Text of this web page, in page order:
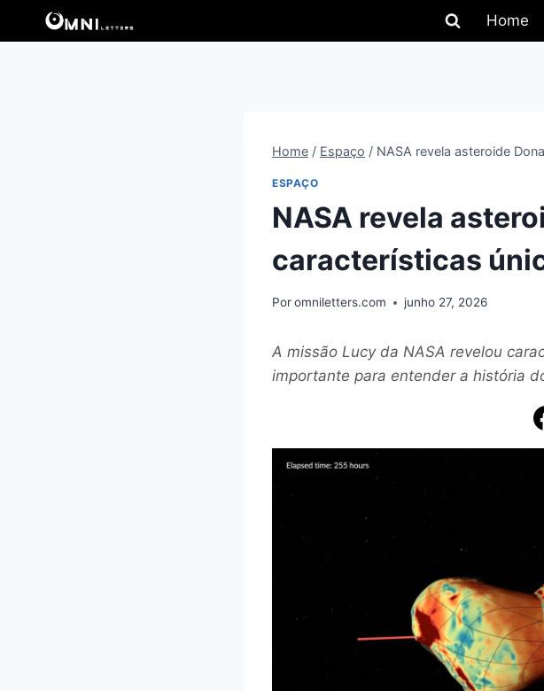
Home
Home / Espaço / NASA revela asteroide
ESPAÇO
NASA revela
características
Poromniletters.com junho 27, 2026
A missão Lucy da NASA revelou
importante para entender a história